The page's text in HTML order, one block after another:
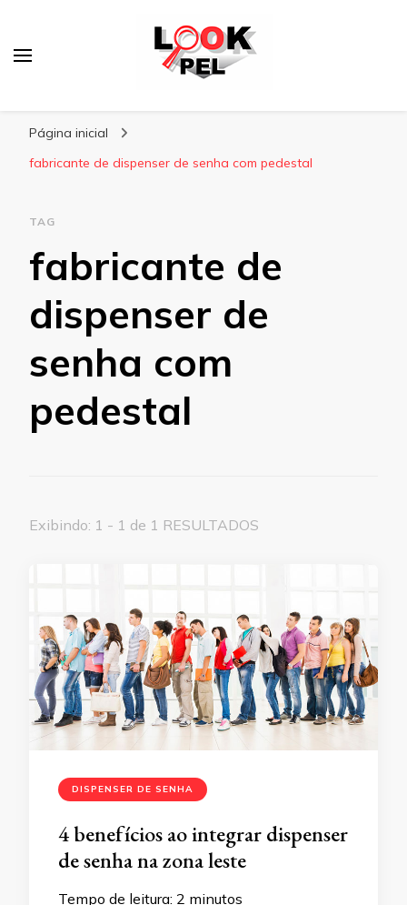
Página inicial
fabricante de dispenser de senha com pedestal
TAG
fabricante de
dispenser de
senha com
pedestal
Exibindo: 1 - 1 de 1 RESULTADOS
DISPENSER DE SENHA
4 benefícios ao integrar dispenser
de senha na zona leste
Tempo de leitura: 2 minutos